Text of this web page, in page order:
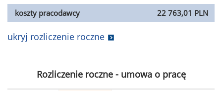
koszty pracodawcy
22 763,01 PLN
ukryj rozliczenie roczne
Rozliczenie roczne - umowa o pracę